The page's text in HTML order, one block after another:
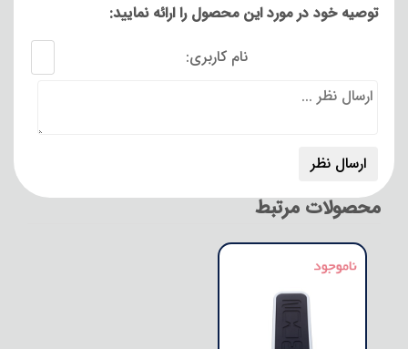
توصیه خود در مورد این محصول را ارائه نمایید:
نام کاربری:
محصولات مرتبط